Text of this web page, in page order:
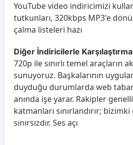
YouTube video indiricimizi
tutkunları, 320kbps MP3'e
çalma listeleri hazı
Diğer İndiricilerle
720p ile sınırlı temel araçların
sunuyoruz. Başkalarının
duyduğu durumlarda web
anında işe yarar. Rakipler
katmanları sınırlandırır;
sınırsızdır. Ses açı